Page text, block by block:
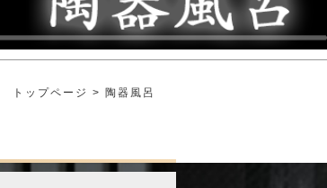
トップページ > 陶器風呂